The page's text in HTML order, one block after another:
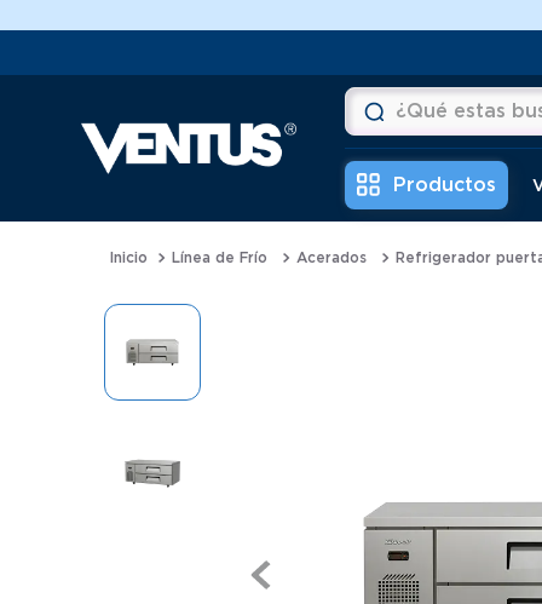
¿Qué estas
Línea de Frío Acerados Refrigerador
Términos más